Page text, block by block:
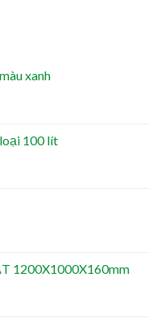
xanh
100 lít
1200X1000X160mm